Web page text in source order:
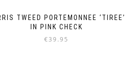
TWEED PORTEMONNEE ‘TIREE’
IN PINK CHECK
€39.95